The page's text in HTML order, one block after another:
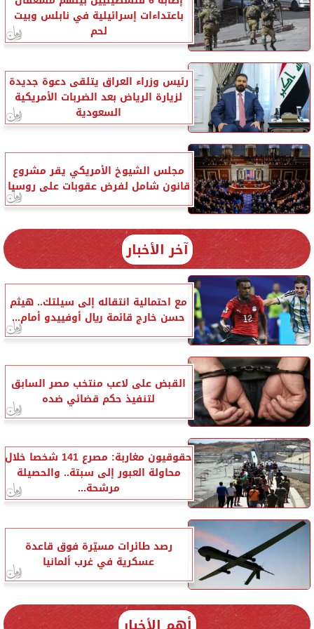
باعتداءات إسرائيلية في نابلس وبيت
لحم
رئيس وزراء العراق يتلقى دعوة جديدة
لزيارة الرياض بعد الضربات الأمريكية
السعودية
مجلس الشيوخ الأمريكي يقر مشروع
قانون شامل لفرض عقوبات على روسيا
آخر الأخبار
مع احتمالية انتقاله إلى سيلتك.. هيثم
حسن خارج قائمة ريال أوفييدو أمام...
القبض على لاعب منتخب مصر السابق
لتنفيذ حكم قضائي ضده
حقوقيون مغاربة: مصرع 141 شخصا خلال
محاولة العبور إلى سبتة.. والحصيلة
مرشحة...
رصد طائرات مسيّرة فوق قاعدة
عسكرية في غرب ألمانيا